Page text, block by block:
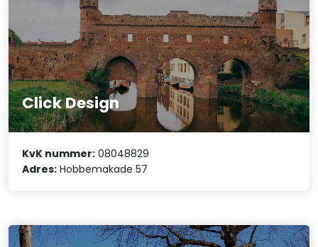
Click Design
KvK nummer: 08048829
Adres: Hobbemakade 57